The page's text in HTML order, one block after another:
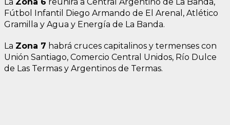
Fútbol Infantil Diego Armando de El Arenal, Atlético
Gramilla y Agua y Energía de La Banda.
La Zona 7 habrá cruces capitalinos y termenses con
Unión Santiago, Comercio Central Unidos, Río Dulce
de Las Termas y Argentinos de Termas.